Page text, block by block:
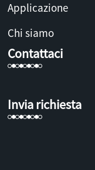
Applicazione
Chi siamo
Contattaci
Invia richiesta